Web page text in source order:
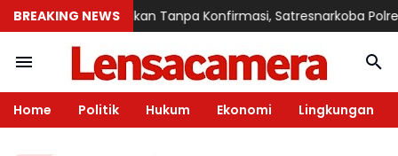
BREAKING NEWS
Diberitakan Tanpa Konfirmasi, Satresnarkoba Polres
Home Politik Hukum Ekonomi Lingkungan